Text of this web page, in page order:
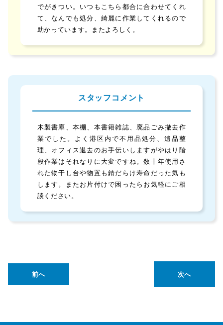
でがきつい。いつもこちら都合に合わせてくれ
て、なんでも処分、綺麗に作業してくれるので
助かっています。またよろしく。
スタッフコメント
木製書庫、本棚、本書籍雑誌、廃品ごみ撤去作
業でした。よく港区内で不用品処分、遺品整
理、オフィス退去のお手伝いしますがやはり階
段作業はそれなりに大変ですね。数十年使用さ
れた物干し台や物置も錆だらけ寿命だった気も
します。またお片付けで困ったらお気軽にご相
談ください。
前へ 次へ